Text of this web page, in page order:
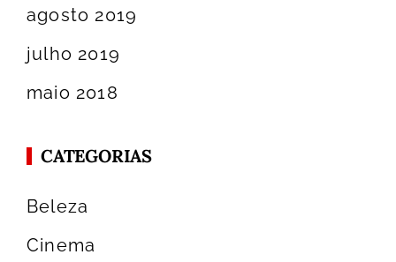
agosto 2019
julho 2019
maio 2018
CATEGORIAS
Beleza
Cinema